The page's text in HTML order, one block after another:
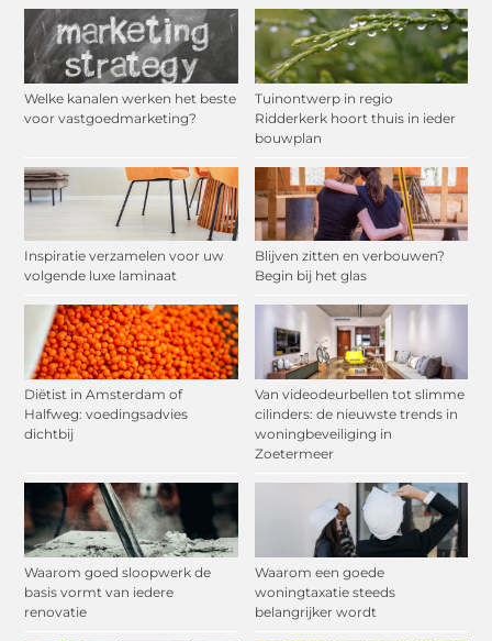
Welke kanalen werken het beste
voor vastgoedmarketing?
Tuinontwerp in regio
Ridderkerk hoort thuis in ieder
bouwplan
Inspiratie verzamelen voor uw
volgende luxe laminaat
Blijven zitten en verbouwen?
Begin bij het glas
Diëtist in Amsterdam of
Halfweg: voedingsadvies
dichtbij
Van videodeurbellen tot slimme
cilinders: de nieuwste trends in
woningbeveiliging in
Zoetermeer
Waarom goed sloopwerk de
basis vormt van iedere
renovatie
Waarom een goede
woningtaxatie steeds
belangrijker wordt